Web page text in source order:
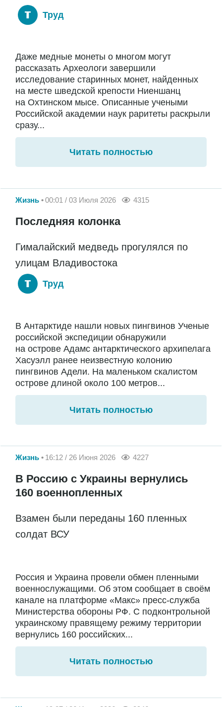
Труд
Даже медные монеты о многом могут
рассказать Археологи завершили
исследование старинных монет, найденных
на месте шведской крепости Ниеншанц
на Охтинском мысе. Описанные учеными
Российской академии наук раритеты раскрыли
сразу...
Читать полностью
Жизнь 00:01 / 03 Июля 2026 4315
Последняя колонка
Гималайский медведь прогулялся по
улицам Владивостока
Труд
В Антарктиде нашли новых пингвинов Ученые
российской экспедиции обнаружили
на острове Адамс антарктического архипелага
Хасуэлл ранее неизвестную колонию
пингвинов Адели. На маленьком скалистом
острове длиной около 100 метров...
Читать полностью
Жизнь 16:12 / 26 Июня 2026 4227
В Россию с Украины вернулись
160 военнопленных
Взамен были переданы 160 пленных
солдат ВСУ
Россия и Украина провели обмен пленными
военнослужащими. Об этом сообщает в своём
канале на платформе «Макс» пресс-служба
Министерства обороны РФ. С подконтрольной
украинскому правящему режиму территории
вернулись 160 российских...
Читать полностью